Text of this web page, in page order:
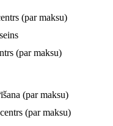
(par maksu)
(par maksu)
(par maksu)
(par maksu)